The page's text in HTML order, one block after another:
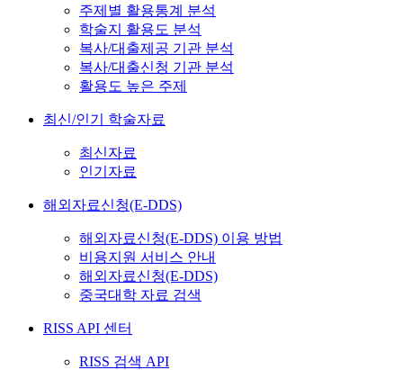
주제별 활용통계 분석
학술지 활용도 분석
복사/대출제공 기관 분석
복사/대출신청 기관 분석
활용도 높은 주제
최신/인기 학술자료
최신자료
인기자료
해외자료신청(E-DDS)
해외자료신청(E-DDS) 이용 방법
비용지원 서비스 안내
해외자료신청(E-DDS)
중국대학 자료 검색
RISS API 센터
RISS 검색 API